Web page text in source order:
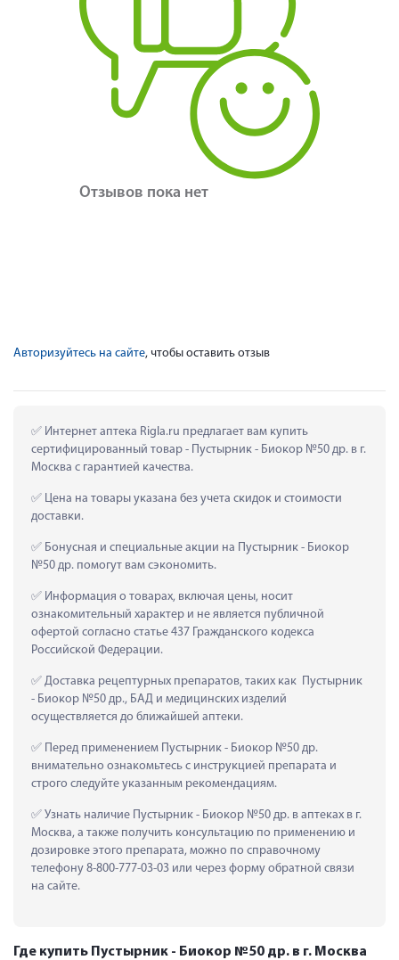
Отзывов пока нет
Авторизуйтесь на сайте, чтобы оставить отзыв
Интернет аптека Rigla.ru предлагает вам купить
сертифицированный товар - Пустырник - Биокор №50 др. в г.
Москва с гарантией качества.
Цена на товары указана без учета скидок и стоимости
доставки.
Бонусная и специальные акции на Пустырник - Биокор
№50 др. помогут вам сэкономить.
Информация о товарах, включая цены, носит
ознакомительный характер и не является публичной
офертой согласно статье 437 Гражданского кодекса
Российской Федерации.
Доставка рецептурных препаратов, таких как  Пустырник
- Биокор №50 др., БАД и медицинских изделий
осуществляется до ближайшей аптеки.
Перед применением Пустырник - Биокор №50 др.
внимательно ознакомьтесь с инструкцией препарата и
строго следуйте указанным рекомендациям.
Узнать наличие Пустырник - Биокор №50 др. в аптеках в г.
Москва, а также получить консультацию по применению и
дозировке этого препарата, можно по справочному
телефону 8-800-777-03-03 или через форму обратной связи
на сайте.
Где купить Пустырник - Биокор №50 др. в г. Москва